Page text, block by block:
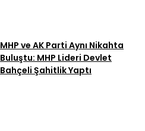
MHP ve AK Parti Aynı Nikahta
Buluştu: MHP Lideri Devlet
Bahçeli Şahitlik Yaptı